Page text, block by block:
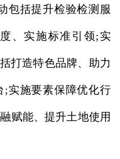
包括提升检验检测服
、实施标准引领;实
打造特色品牌、助力
;实施要素保障优化行
赋能、提升土地使用